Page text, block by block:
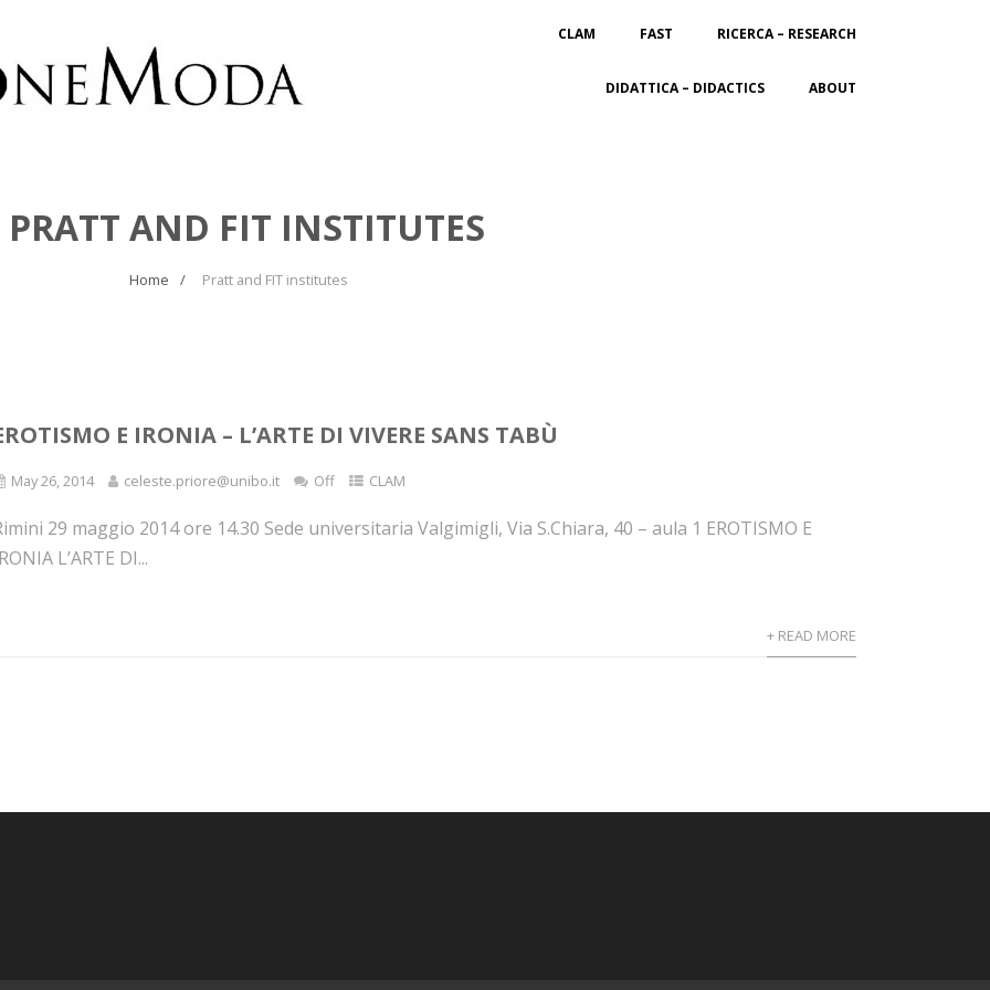
CLAM FAST RICERCA – RESEARCH
DIDATTICA – DIDACTICS ABOUT
PRATT AND FIT INSTITUTES
Home Pratt and FIT institutes
E IRONIA – L’ARTE DI VIVERE SANS TABÙ
May 26, 2014 celeste.priore@unibo.it Off CLAM
29 maggio 2014 ore 14.30 Sede universitaria Valgimigli, Via S.Chiara, 40 – aula 1 EROTISMO E
L’ARTE DI...
+ READ MORE